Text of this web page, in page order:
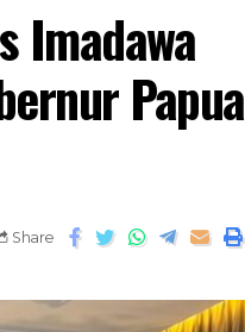
Imadawa
Papua
Share